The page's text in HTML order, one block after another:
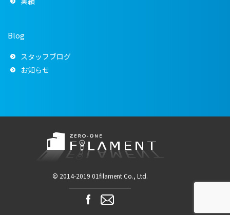
Blog
スタッフブログ
お知らせ
© 2014-2019 01filament Co., Ltd.